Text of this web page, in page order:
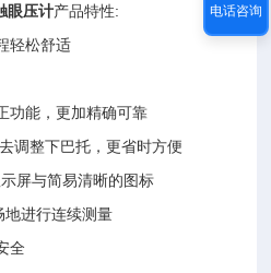
眼压计产品特性:
轻松舒适
功能，更加精确可靠
调整下巴托，更省时方便
屏与简易清晰的图标
地进行连续测量
全
电话咨询